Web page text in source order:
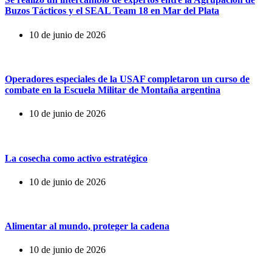
Buzos Tácticos y el SEAL Team 18 en Mar del Plata
10 de junio de 2026
Operadores especiales de la USAF completaron un curso de
combate en la Escuela Militar de Montaña argentina
10 de junio de 2026
La cosecha como activo estratégico
10 de junio de 2026
Alimentar al mundo, proteger la cadena
10 de junio de 2026